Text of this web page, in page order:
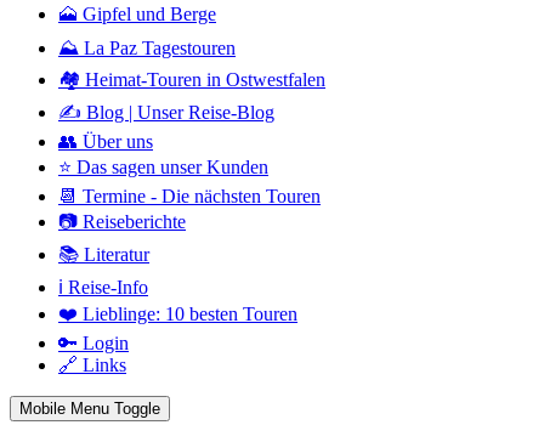
🗻 Gipfel und Berge
⛰️ La Paz Tagestouren
🏘️ Heimat-Touren in Ostwestfalen
✍️ Blog | Unser Reise-Blog
👥 Über uns
⭐ Das sagen unser Kunden
📆 Termine - Die nächsten Touren
📷 Reiseberichte
📚 Literatur
ℹ️ Reise-Info
❤️ Lieblinge: 10 besten Touren
🔑 Login
🔗 Links
Mobile Menu Toggle